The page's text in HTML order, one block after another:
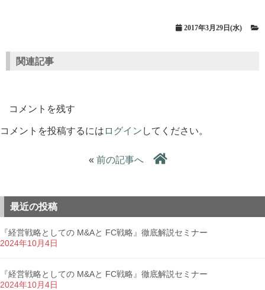
2017年3月29日(水)
関連記事
コメントを残す
コメントを投稿するには ログイン してください。
« 前の記事へ
最近の投稿
『経営戦略としての M&Aと FC戦略』徹底解説セミナー
2024年10月4日
『経営戦略としての M&Aと FC戦略』徹底解説セミナー
2024年10月4日